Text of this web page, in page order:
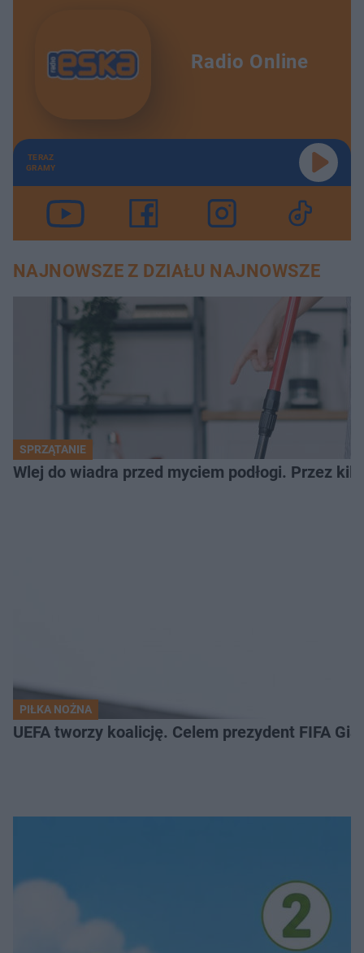
Radio Online
TERAZ
GRAMY
NAJNOWSZE Z DZIAŁU NAJNOWSZE
SPRZĄTANIE
Wlej do wiadra przed myciem podłogi. Przez
PIŁKA NOŻNA
UEFA tworzy koalicję. Celem prezydent FIFA